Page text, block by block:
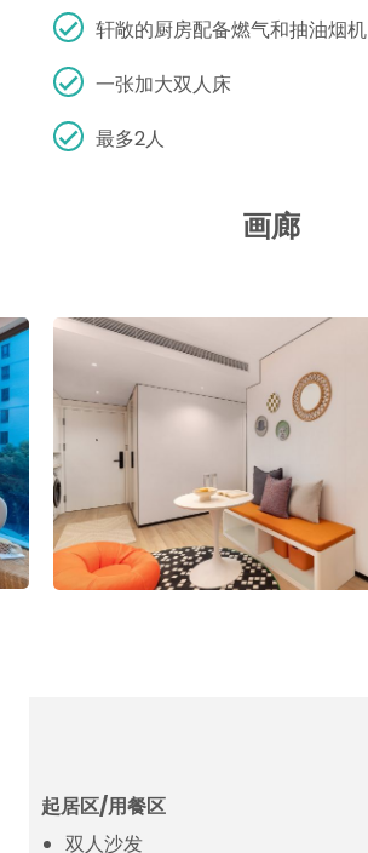
轩敞的厨房配备燃气和抽油烟机
一张加大双人床
最多2人
画廊
起居区/用餐区
双人沙发